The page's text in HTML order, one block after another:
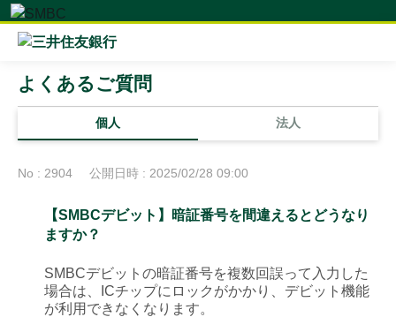
個人 法人
よくあるご質問
No : 2904 公開日時 : 2025/02/28 09:00
【SMBCデビット】暗証番号を間違えるとどうなり
ますか？
SMBCデビットの暗証番号を複数回誤って入力した
場合は、ICチップにロックがかかり、デビット機能
が利用できなくなります。